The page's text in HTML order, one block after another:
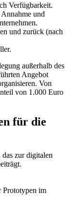
Verfügbarkeit.
und
und zurück (nach
außerhalb des
Angebot
Von
von 1.000 Euro
für die
zur digitalen
Prototypen im